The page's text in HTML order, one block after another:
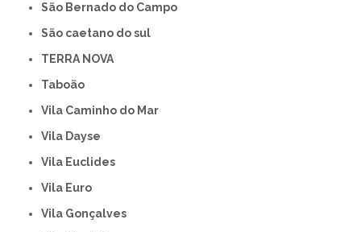
São Bernado do Campo
São caetano do sul
TERRA NOVA
Taboão
Vila Caminho do Mar
Vila Dayse
Vila Euclides
Vila Euro
Vila Gonçalves